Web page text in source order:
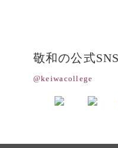
敬和の公式
@keiwacollege